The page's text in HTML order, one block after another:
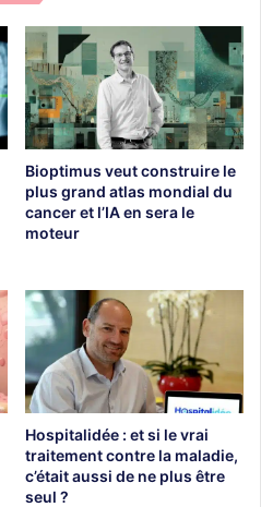
Bioptimus veut construire le
plus grand atlas mondial du
cancer et l’IA en sera le
moteur
Hospitalidée : et si le vrai
traitement contre la maladie,
c’était aussi de ne plus être
seul ?